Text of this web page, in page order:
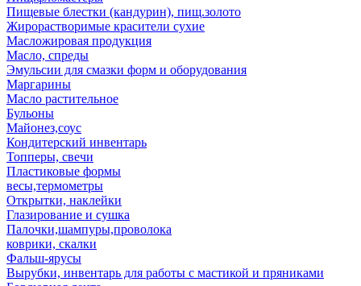
Пищевые блестки (кандурин), пищ.золото
Жирорастворимые красители сухие
Масложировая продукция
Масло, спреды
Эмульсии для смазки форм и оборудования
Маргарины
Масло растительное
Бульоны
Майонез,соус
Кондитерский инвентарь
Топперы, свечи
Пластиковые формы
весы,термометры
Открытки, наклейки
Глазирование и сушка
Палочки,шампуры,проволока
коврики, скалки
Фальш-ярусы
Вырубки, инвентарь для работы с мастикой и пряниками